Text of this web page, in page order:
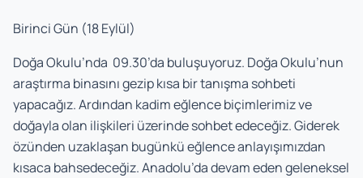
Birinci Gün (18 Eylül)
Doğa Okulu’nda 09.30’da buluşuyoruz. Doğa Okulu’nun
araştırma binasını gezip kısa bir tanışma sohbeti
yapacağız. Ardından kadim eğlence biçimlerimiz ve
doğayla olan ilişkileri üzerinde sohbet edeceğiz. Giderek
özünden uzaklaşan bugünkü eğlence anlayışımızdan
kısaca bahsedeceğiz. Anadolu’da devam eden geleneksel